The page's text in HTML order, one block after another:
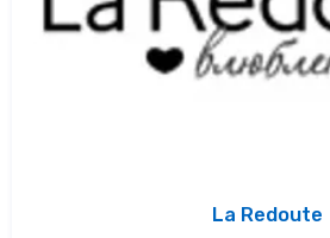
La Redoute